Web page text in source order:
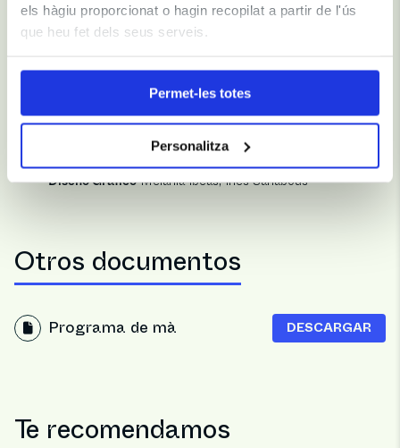
els hàgiu proporcionat o hagin recopilat a partir de l'ús
que heu fet dels seus serveis.
Permet-les totes
Personalitza
Ana Duato, Darío Grandinetti
Diseño Escénico y Técnico
Diseño Gráfico Melania Ibeas, Inés Sarlabous
Otros documentos
Programa de mà DESCARGAR
Te recomendamos